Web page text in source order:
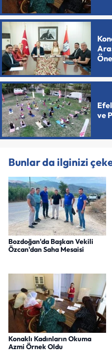
ve
Bunlar da ilginizi
Bozdoğan'da Başkan Vekili
Özcan'dan Saha Mesaisi
Konaklı Kadınların Okuma
Azmi Örnek Oldu